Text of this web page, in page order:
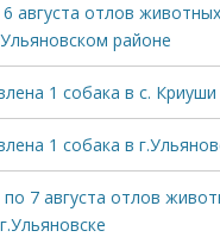
августа отлов
районе
1 собака в с. Криуши
1 собака в
7 августа отлов